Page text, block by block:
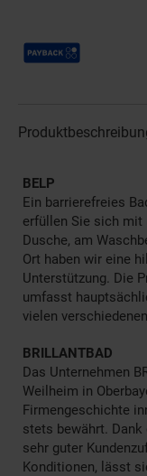
Payback Punkte
BELP
Ein barrierefreies
erfüllen Sie sich mit
Dusche, am
Ort haben wir eine
Unterstützung. Die
umfasst
vielen
BRILLANTBAD
Das Unternehmen
Weilheim in
Firmengeschichte
stets bewährt. Dank
sehr guter
Konditionen, lässt